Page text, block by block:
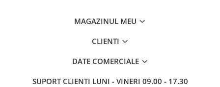
Hard Disk-uri & SSD-uri externe
MAGAZINUL MEU
CLIENTI
DATE COMERCIALE
SUPORT CLIENTI LUNI - VINERI 09.00 - 17.30